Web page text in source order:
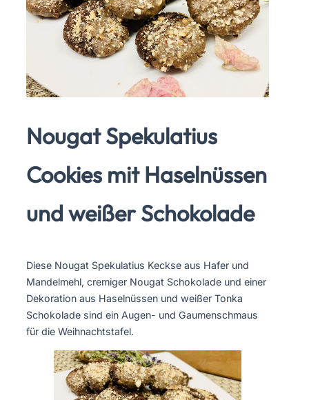
Nougat Spekulatius
Cookies mit Haselnüssen
und weißer Schokolade
Diese Nougat Spekulatius Keckse aus Hafer und
Mandelmehl, cremiger Nougat Schokolade und einer
Dekoration aus Haselnüssen und weißer Tonka
Schokolade sind ein Augen- und Gaumenschmaus
für die Weihnachtstafel.